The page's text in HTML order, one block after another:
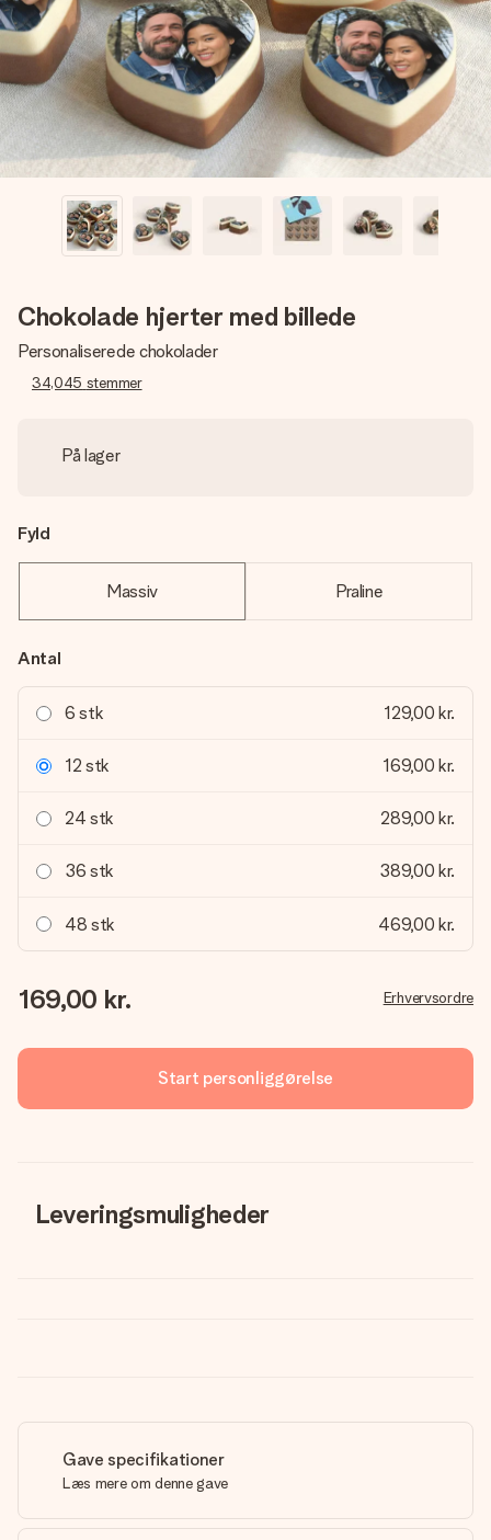
billede af dig eller en besked, der går lige i hendes hjerte.
Intet besvær men udelukkende en masse kærlighed i
øjeblikket.
Chokolade hjerter med billede
Personaliserede chokolader
34,045 stemmer
På lager
Fyld
Massiv Praline
Antal
6 stk 129,00 kr.
12 stk 169,00 kr.
24 stk 289,00 kr.
36 stk 389,00 kr.
48 stk 469,00 kr.
169,00 kr. Erhvervsordre
Start personliggørelse
Leveringsmuligheder
Gave specifikationer
Læs mere om denne gave